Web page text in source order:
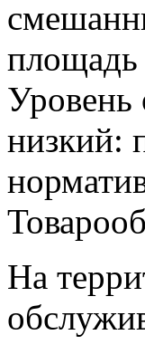
площадь
Уровень
низкий:
На